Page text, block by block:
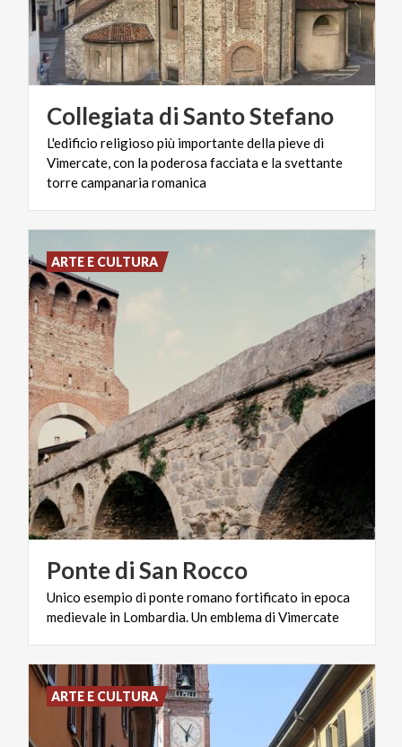
Collegiata diSantoStefano
L'edificio religioso più importante della pieve di
Vimercate, con la poderosa facciata e la svettante
torre campanaria romanica
PontediSan Rocco
Unico esempio diponteromano fortificato inepoca
medievale in Lombardia.UnemblemadiVimercate
ARTE E CULTURA
ARTE E CULTURA